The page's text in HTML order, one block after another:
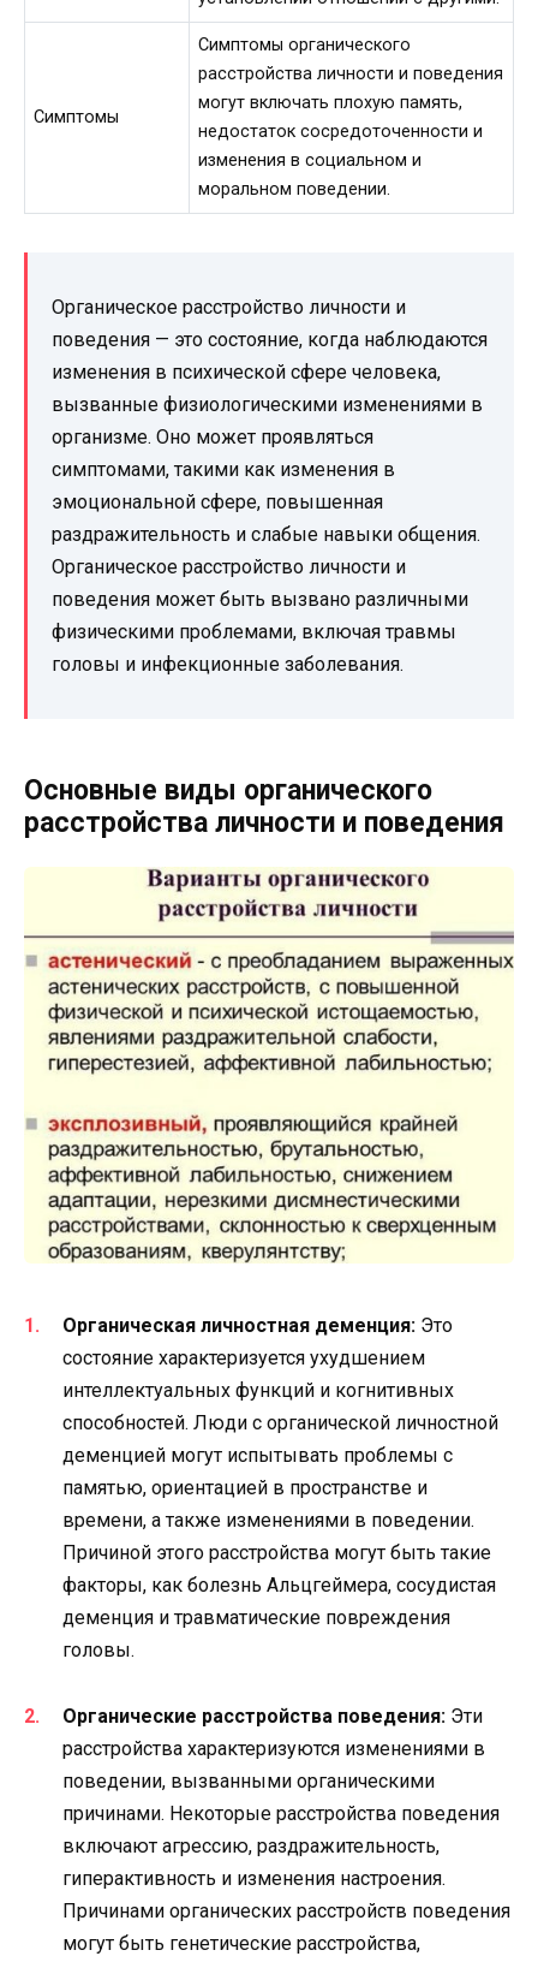
Симптомы
Симптомы органического
расстройства личности и поведения
могут включать плохую память,
недостаток сосредоточенности и
изменения в социальном и
моральном поведении.
Органическое расстройство личности и
поведения — это состояние, когда наблюдаются
изменения в психической сфере человека,
вызванные физиологическими изменениями в
организме. Оно может проявляться
симптомами, такими как изменения в
эмоциональной сфере, повышенная
раздражительность и слабые навыки общения.
Органическое расстройство личности и
поведения может быть вызвано различными
физическими проблемами, включая травмы
головы и инфекционные заболевания.
Основные виды органического
расстройства личности и поведения
Органическая личностная деменция: Это
состояние характеризуется ухудшением
интеллектуальных функций и когнитивных
способностей. Люди с органической личностной
деменцией могут испытывать проблемы с
памятью, ориентацией в пространстве и
времени, а также изменениями в поведении.
Причиной этого расстройства могут быть такие
факторы, как болезнь Альцгеймера, сосудистая
деменция и травматические повреждения
головы.
Органические расстройства поведения: Эти
расстройства характеризуются изменениями в
поведении, вызванными органическими
причинами. Некоторые расстройства поведения
включают агрессию, раздражительность,
гиперактивность и изменения настроения.
Причинами органических расстройств поведения
могут быть генетические расстройства,